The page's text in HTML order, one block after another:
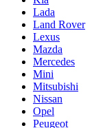
Lada
Land Rover
Lexus
Mazda
Mercedes
Mini
Mitsubishi
Nissan
Opel
Peugeot